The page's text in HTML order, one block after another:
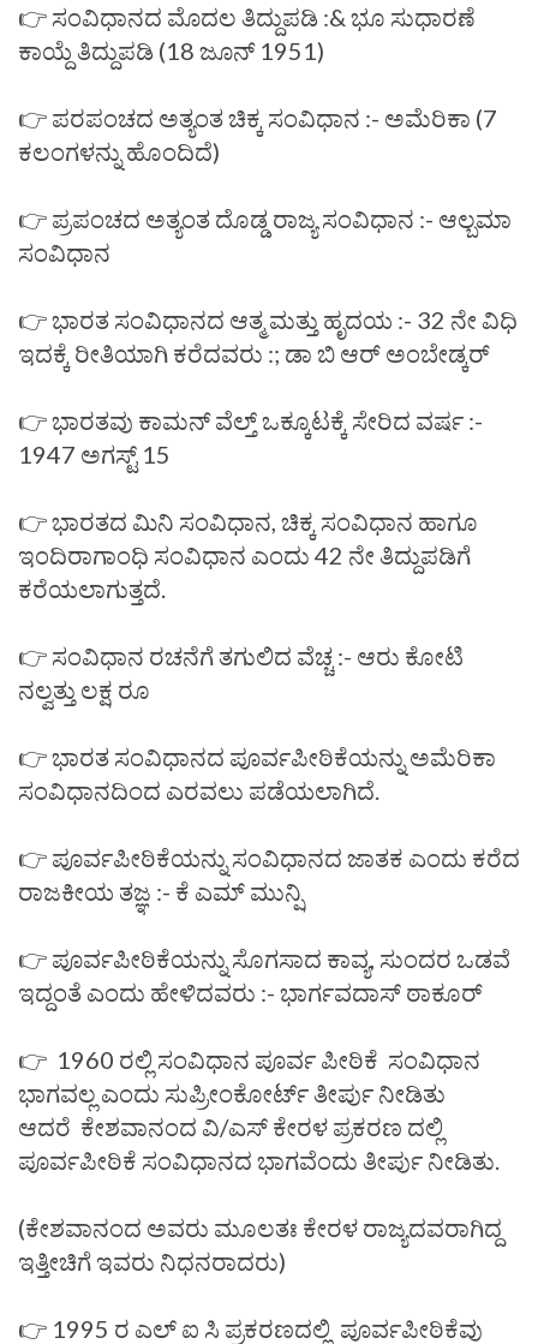
👉 ಸಂವಿಧಾನದ ಮೊದಲ ತಿದ್ದುಪಡಿ :& ಭೂ ಸುಧಾರಣೆ
ಕಾಯ್ದೆ ತಿದ್ದುಪಡಿ (18 ಜೂನ್ 1951)
👉 ಪರಪಂಚದ ಅತ್ಯಂತ ಚಿಕ್ಕ ಸಂವಿಧಾನ :- ಅಮೆರಿಕಾ (7
ಕಲಂಗಳನ್ನು ಹೊಂದಿದೆ)
👉 ಪ್ರಪಂಚದ ಅತ್ಯಂತ ದೊಡ್ಡ ರಾಜ್ಯ ಸಂವಿಧಾನ :- ಆಲ್ಬಮಾ
ಸಂವಿಧಾನ
👉 ಭಾರತ ಸಂವಿಧಾನದ ಆತ್ಮ ಮತ್ತು ಹೃದಯ :- 32 ನೇ ವಿಧಿ
ಇದಕ್ಕೆ ರೀತಿಯಾಗಿ ಕರೆದವರು :; ಡಾ ಬಿ ಆರ್ ಅಂಬೇಡ್ಕರ್
👉 ಭಾರತವು ಕಾಮನ್ ವೆಲ್ತ್ ಒಕ್ಕೂಟಕ್ಕೆ ಸೇರಿದ ವರ್ಷ :-
1947 ಅಗಸ್ಟ್ 15
👉 ಭಾರತದ ಮಿನಿ ಸಂವಿಧಾನ, ಚಿಕ್ಕ ಸಂವಿಧಾನ ಹಾಗೂ
ಇಂದಿರಾಗಾಂಧಿ ಸಂವಿಧಾನ ಎಂದು 42 ನೇ ತಿದ್ದುಪಡಿಗೆ
ಕರೆಯಲಾಗುತ್ತದೆ.
👉 ಸಂವಿಧಾನ ರಚನೆಗೆ ತಗುಲಿದ ವೆಚ್ಚ :- ಆರು ಕೋಟಿ
ನಲ್ವತ್ತು ಲಕ್ಷ ರೂ
👉 ಭಾರತ ಸಂವಿಧಾನದ ಪೂರ್ವಪೀಠಿಕೆಯನ್ನು ಅಮೆರಿಕಾ
ಸಂವಿಧಾನದಿಂದ ಎರವಲು ಪಡೆಯಲಾಗಿದೆ.
👉 ಪೂರ್ವಪೀಠಿಕೆಯನ್ನು ಸಂವಿಧಾನದ ಜಾತಕ ಎಂದು ಕರೆದ
ರಾಜಕೀಯ ತಜ್ಞ :- ಕೆ ಎಮ್ ಮುನ್ಷಿ
👉 ಪೂರ್ವಪೀಠಿಕೆಯನ್ನು ಸೊಗಸಾದ ಕಾವ್ಯ, ಸುಂದರ ಒಡವೆ
ಇದ್ದಂತೆ ಎಂದು ಹೇಳಿದವರು :- ಭಾರ್ಗವದಾಸ್ ಠಾಕೂರ್
👉 1960 ರಲ್ಲಿ ಸಂವಿಧಾನ ಪೂರ್ವ ಪೀಠಿಕೆ ಸಂವಿಧಾನ
ಭಾಗವಲ್ಲ ಎಂದು ಸುಪ್ರೀಂಕೋರ್ಟ್ ತೀರ್ಪು ನೀಡಿತು
ಆದರೆ ಕೇಶವಾನಂದ ವಿ/ಎಸ್ ಕೇರಳ ಪ್ರಕರಣ ದಲ್ಲಿ
ಪೂರ್ವಪೀಠಿಕೆ ಸಂವಿಧಾನದ ಭಾಗವೆಂದು ತೀರ್ಪು ನೀಡಿತು.
(ಕೇಶವಾನಂದ ಅವರು ಮೂಲತಃ ಕೇರಳ ರಾಜ್ಯದವರಾಗಿದ್ದ
ಇತ್ತೀಚಿಗೆ ಇವರು ನಿಧನರಾದರು)
👉 1995 ರ ಎಲ್ ಐ ಸಿ ಪ್ರಕರಣದಲ್ಲಿ ಪೂರ್ವಪೀಠಿಕೆವು